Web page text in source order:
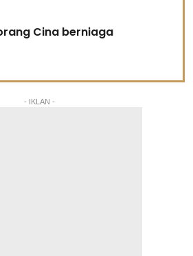
Cina berniaga
- IKLAN -